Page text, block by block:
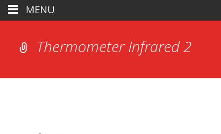
Thermometer Infrared 2
MENU